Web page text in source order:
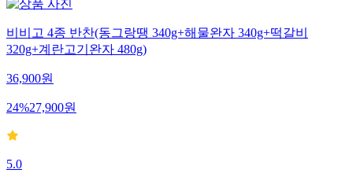
비비고 4종 반찬(동그랑땡 340g+해물완자 340g+떡갈비
320g+계란고기완자 480g)
36,900원
24%27,900원
5.0